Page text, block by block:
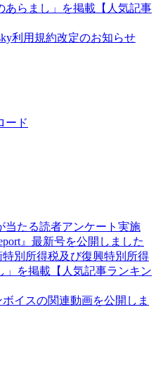
あらまし」を掲載【人気記事
利用規約改定のお知らせ
ード
当たる読者アンケート実施
』最新号を公開しました
特別所得税及び復興特別所得
」を掲載【人気記事ランキン
イスの関連動画を公開しま